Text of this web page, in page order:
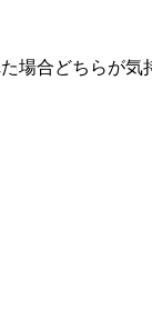
場合どちらが気